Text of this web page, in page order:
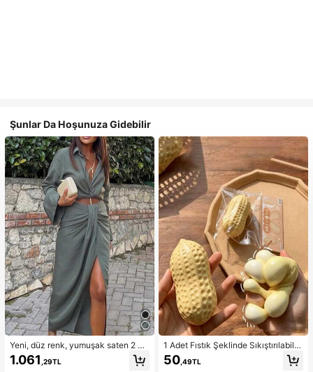
Şunlar Da Hoşunuza Gidebilir
Yeni, düz renk, yumuşak saten 2 pa
rçalı takım, ilkbahar/yaz ev giyimi, i
şe gidip gelme, müzik festivalleri ve
1.061 ,29TL
1 Adet Fıstık Şeklinde Sıkıştırılabilir
Stres Oyuncağı, Ofis Rahatlaması v
e Parti Etkileşimi İçin Uygun, Doğu
50 ,49TL